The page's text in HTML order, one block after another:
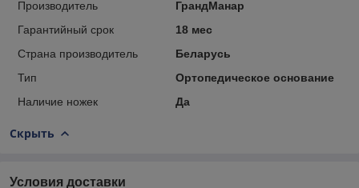
Производитель
ГрандМанар
Гарантийный срок
18 мес
Страна производитель
Беларусь
Тип
Ортопедическое основание
Наличие ножек
Да
Скрыть
Условия доставки